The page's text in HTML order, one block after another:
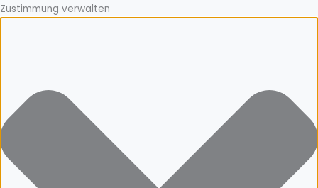
Zustimmung verwalten